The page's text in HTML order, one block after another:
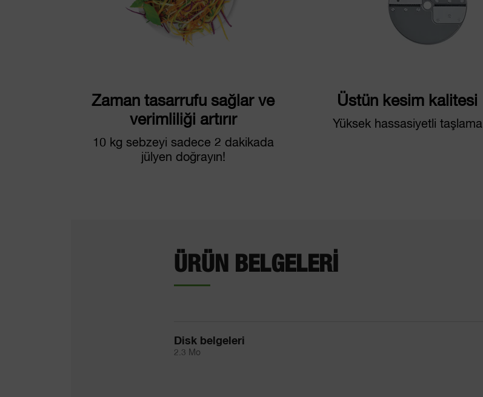
Zaman tasarrufu sağlar ve
verimliliği artırır
10 kg sebzeyi sadece 2 dakikada
jülyen doğrayın!
Üstün kesim kalitesi
Yüksek hassasiyetli taşlama
ÜRÜN BELGELERI
Disk belgeleri
2.3 Mo